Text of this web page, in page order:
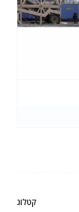
קטלוג